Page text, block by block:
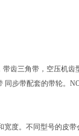
齿三角带，空压机
步带配套的带轮。
度。不同型号的皮